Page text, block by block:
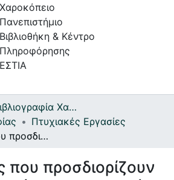
Χαροκόπειο
Πανεπιστήμιο
Βιβλιοθήκη & Κέντρο
Πληροφόρησης
ΕΣΤΙΑ
Γκρίζα Βιβλιογραφία Χαροκοπείου Πανεπιστημίου
Πτυχιακές Εργασίες
Παράγοντες που προσδιορίζουν την οικονομική και κοινωνική ανάπτυξη του Νομού Τρικάλων: η περίπτωση μιας δυναμικής αγροτικής ορεινής περιοχής
που προσδιορίζουν